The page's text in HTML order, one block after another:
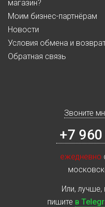
магазин?
Моим бизнес-партнёрам
Новости
Условия обмена и
Обратная связь
Звоните
+7
ежедневно
Или,
пишите в